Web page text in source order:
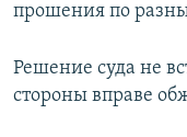
прошения по
Решение суда не
стороны вправе